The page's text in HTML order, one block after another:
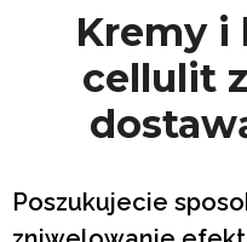
Kremy i
cellulit
Poszukujecie